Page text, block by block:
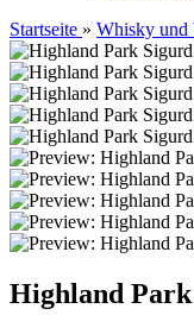
Startseite » Whisky und
Highland